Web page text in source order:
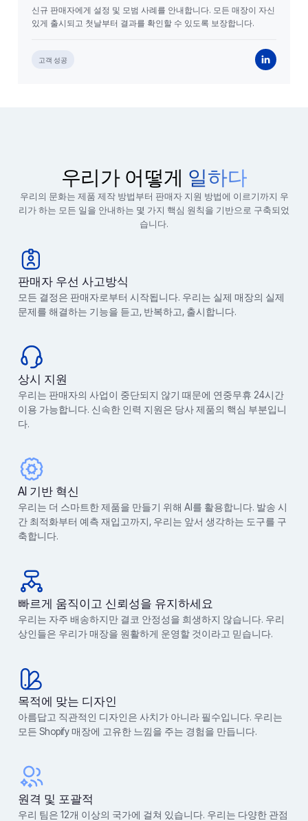
신규 판매자에게 설정 및 모범 사례를 안내합니다. 모든 매장이 자신
있게 출시되고 첫날부터 결과를 확인할 수 있도록 보장합니다.
고객 성공
우리가 어떻게 일하다
우리의 문화는 제품 제작 방법부터 판매자 지원 방법에 이르기까지 우
리가 하는 모든 일을 안내하는 몇 가지 핵심 원칙을 기반으로 구축되었
습니다.
판매자 우선 사고방식
모든 결정은 판매자로부터 시작됩니다. 우리는 실제 매장의 실제
문제를 해결하는 기능을 듣고, 반복하고, 출시합니다.
상시 지원
우리는 판매자의 사업이 중단되지 않기 때문에 연중무휴 24시간
이용 가능합니다. 신속한 인력 지원은 당사 제품의 핵심 부분입니
다.
AI 기반 혁신
우리는 더 스마트한 제품을 만들기 위해 AI를 활용합니다. 발송 시
간 최적화부터 예측 재입고까지, 우리는 앞서 생각하는 도구를 구
축합니다.
빠르게 움직이고 신뢰성을 유지하세요
우리는 자주 배송하지만 결코 안정성을 희생하지 않습니다. 우리
상인들은 우리가 매장을 원활하게 운영할 것이라고 믿습니다.
목적에 맞는 디자인
아름답고 직관적인 디자인은 사치가 아니라 필수입니다. 우리는
모든 Shopify 매장에 고유한 느낌을 주는 경험을 만듭니다.
원격 및 포괄적
우리 팀은 12개 이상의 국가에 걸쳐 있습니다. 우리는 다양한 관점